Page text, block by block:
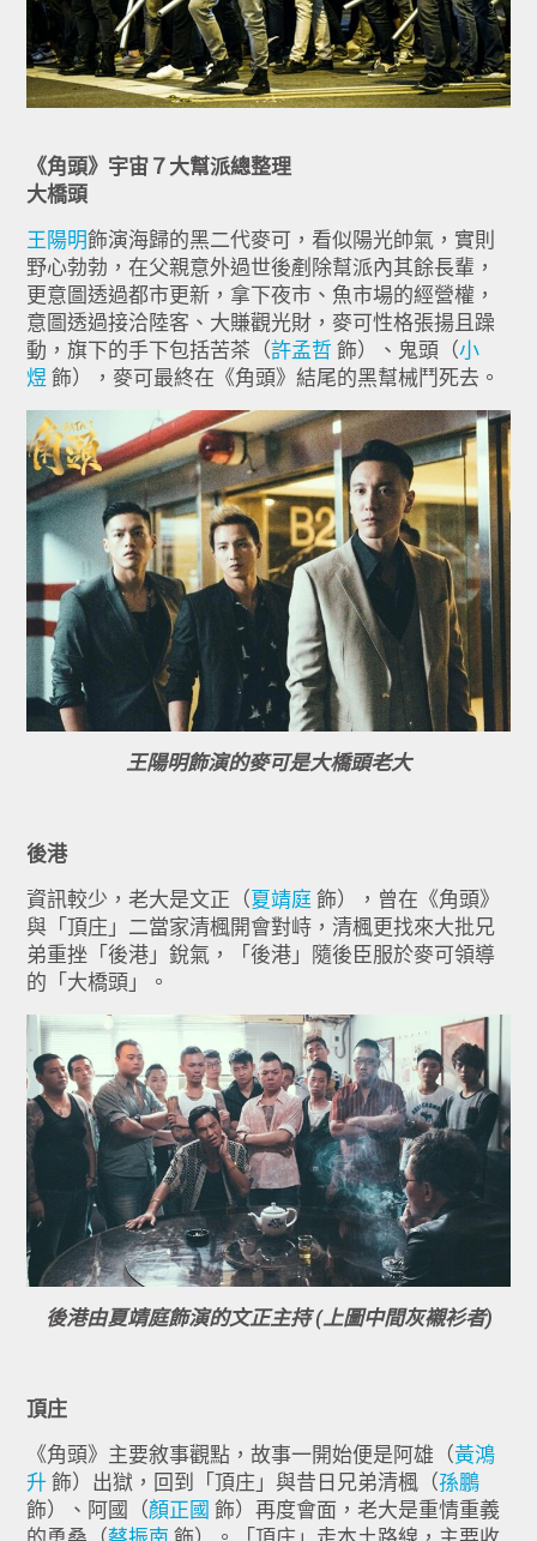
《角頭》宇宙７大幫派總整理
大橋頭
王陽明飾演海歸的黑二代麥可，看似陽光帥氣，實則
野心勃勃，在父親意外過世後剷除幫派內其餘長輩，
更意圖透過都市更新，拿下夜市、魚市場的經營權，
意圖透過接洽陸客、大賺觀光財，麥可性格張揚且躁
動，旗下的手下包括苦茶（許孟哲 飾）、鬼頭（小
煜 飾），麥可最終在《角頭》結尾的黑幫械鬥死去。
王陽明飾演的麥可是大橋頭老大
後港
資訊較少，老大是文正（夏靖庭 飾），曾在《角頭》
與「頂庄」二當家清楓開會對峙，清楓更找來大批兄
弟重挫「後港」銳氣，「後港」隨後臣服於麥可領導
的「大橋頭」。
後港由夏靖庭飾演的文正主持 (上圖中間灰襯衫者)
頂庄
《角頭》主要敘事觀點，故事一開始便是阿雄（黃鴻
升 飾）出獄，回到「頂庄」與昔日兄弟清楓（孫鵬
飾）、阿國（顏正國 飾）再度會面，老大是重情重義